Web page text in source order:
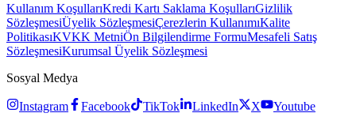
Kullanım KoşullarıKredi Kartı Saklama KoşullarıGizlilik
SözleşmesiÜyelik SözleşmesiÇerezlerin KullanımıKalite
PolitikasıKVKK MetniÖn Bilgilendirme FormuMesafeli Satış
SözleşmesiKurumsal Üyelik Sözleşmesi
Sosyal Medya
Instagram Facebook TikTok LinkedIn X
Youtube